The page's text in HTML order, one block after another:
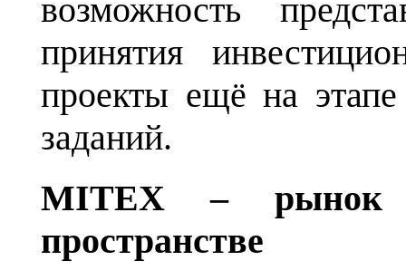
возможность
принятия
проекты ещё на
заданий.
MITEX – рынок
пространстве